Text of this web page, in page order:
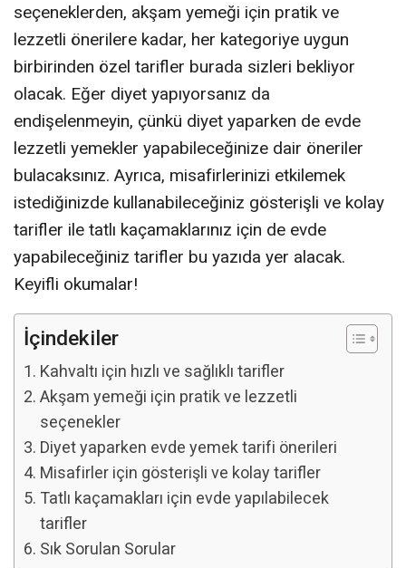
seçeneklerden, akşam yemeği için pratik ve
lezzetli önerilere kadar, her kategoriye uygun
birbirinden özel tarifler burada sizleri bekliyor
olacak. Eğer diyet yapıyorsanız da
endişelenmeyin, çünkü diyet yaparken de evde
lezzetli yemekler yapabileceğinize dair öneriler
bulacaksınız. Ayrıca, misafirlerinizi etkilemek
istediğinizde kullanabileceğiniz gösterişli ve kolay
tarifler ile tatlı kaçamaklarınız için de evde
yapabileceğiniz tarifler bu yazıda yer alacak.
Keyifli okumalar!
İçindekiler
Kahvaltı için hızlı ve sağlıklı tarifler
Akşam yemeği için pratik ve lezzetli
seçenekler
Diyet yaparken evde yemek tarifi önerileri
Misafirler için gösterişli ve kolay tarifler
Tatlı kaçamakları için evde yapılabilecek
tarifler
Sık Sorulan Sorular